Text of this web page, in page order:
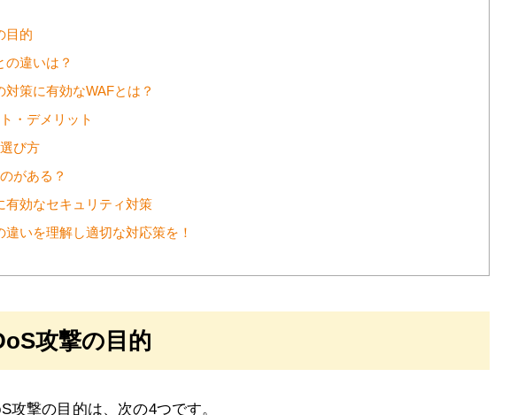
目的
の違いは？
策に有効なWAFとは？
・デメリット
び方
がある？
有効なセキュリティ対策
いを理解し適切な対応策を！
攻撃の目的
攻撃の目的は、次の4つです。